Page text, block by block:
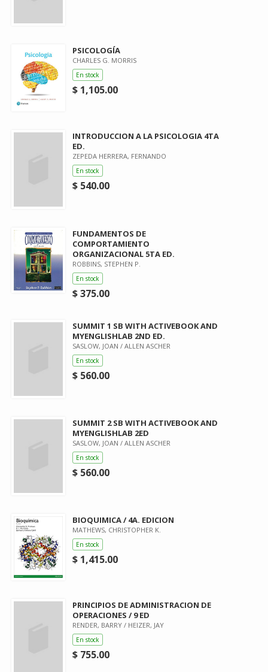
PSICOLOGÍA
CHARLES G. MORRIS
En stock
$ 1,105.00
INTRODUCCION A LA PSICOLOGIA 4TA
ED.
ZEPEDA HERRERA, FERNANDO
En stock
$ 540.00
FUNDAMENTOS DE
COMPORTAMIENTO
ORGANIZACIONAL 5TA ED.
ROBBINS, STEPHEN P.
En stock
$ 375.00
SUMMIT 1 SB WITH ACTIVEBOOK AND
MYENGLISHLAB 2ND ED.
SASLOW, JOAN / ALLEN ASCHER
En stock
$ 560.00
SUMMIT 2 SB WITH ACTIVEBOOK AND
MYENGLISHLAB 2ED
SASLOW, JOAN / ALLEN ASCHER
En stock
$ 560.00
BIOQUIMICA / 4A. EDICION
MATHEWS, CHRISTOPHER K.
En stock
$ 1,415.00
PRINCIPIOS DE ADMINISTRACION DE
OPERACIONES / 9 ED
RENDER, BARRY / HEIZER, JAY
En stock
$ 755.00